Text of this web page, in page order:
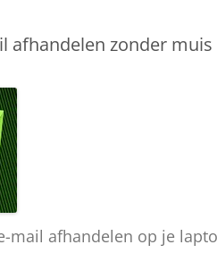
afhandelen zonder muis
mail afhandelen op je